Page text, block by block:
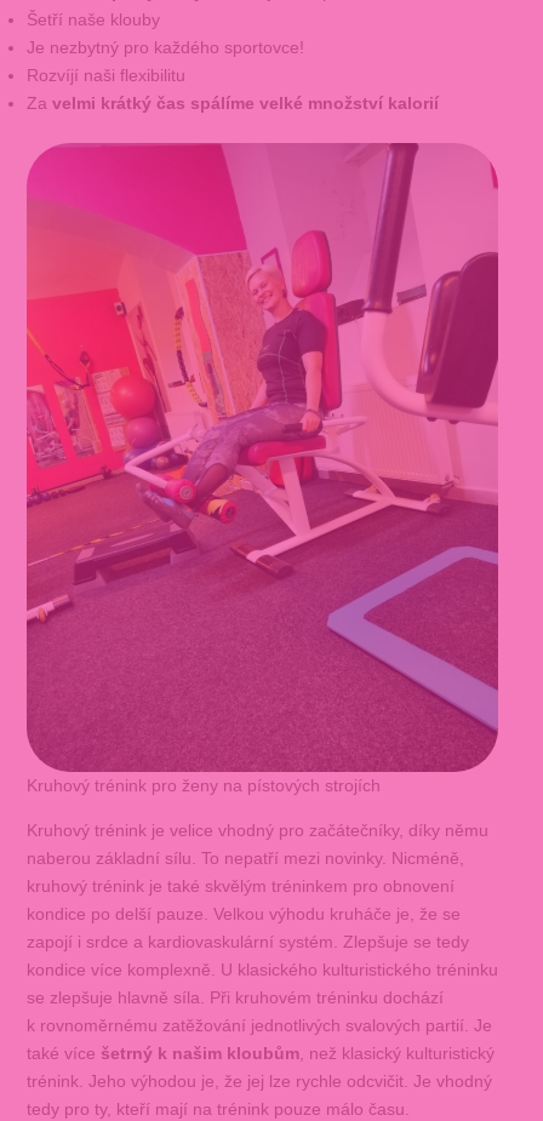
Šetří naše klouby
Je nezbytný pro každého sportovce!
Rozvíjí naši flexibilitu
Za velmi krátký čas spálíme velké množství kalorií
Kruhový trénink pro ženy na pístových strojích
Kruhový trénink je velice vhodný pro začátečníky, díky němu
naberou základní sílu. To nepatří mezi novinky. Nicméně,
kruhový trénink je také skvělým tréninkem pro obnovení
kondice po delší pauze. Velkou výhodu kruháče je, že se
zapojí i srdce a kardiovaskulární systém. Zlepšuje se tedy
kondice více komplexně. U klasického kulturistického tréninku
se zlepšuje hlavně síla. Při kruhovém tréninku dochází
k rovnoměrnému zatěžování jednotlivých svalových partií. Je
také více šetrný k našim kloubům, než klasický kulturistický
trénink. Jeho výhodou je, že jej lze rychle odcvičit. Je vhodný
tedy pro ty, kteří mají na trénink pouze málo času.